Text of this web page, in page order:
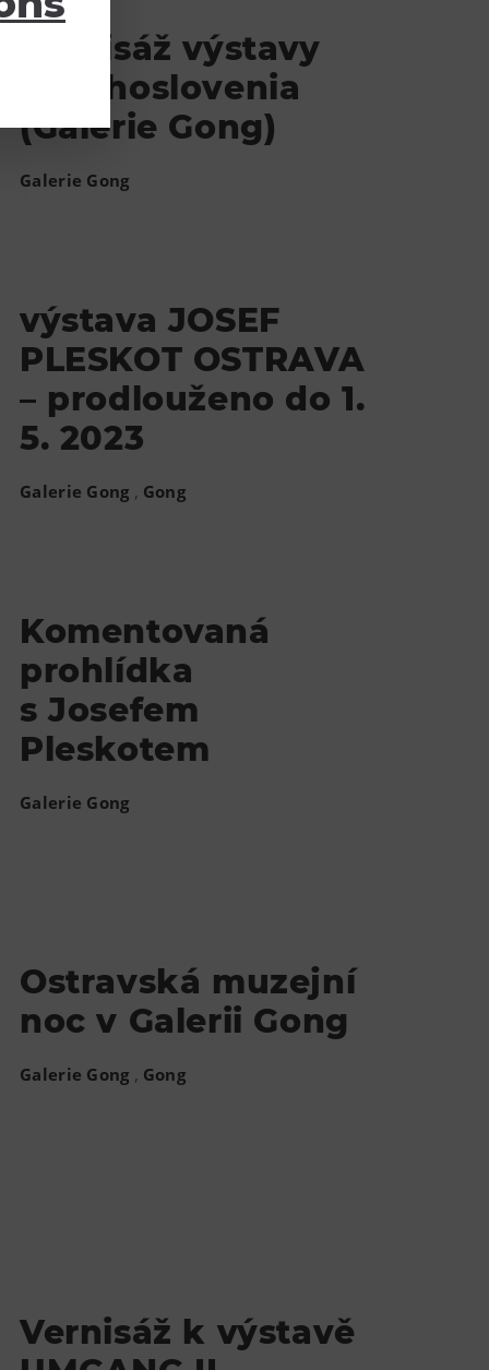
Vernisáž výstavy
Czechoslovenia
(Galerie Gong)
Galerie Gong
výstava JOSEF
PLESKOT OSTRAVA
– prodlouženo do 1.
5. 2023
Galerie Gong , Gong
Komentovaná
prohlídka
s Josefem
Pleskotem
Galerie Gong
Ostravská muzejní
noc v Galerii Gong
Galerie Gong , Gong
Vernisáž k výstavě